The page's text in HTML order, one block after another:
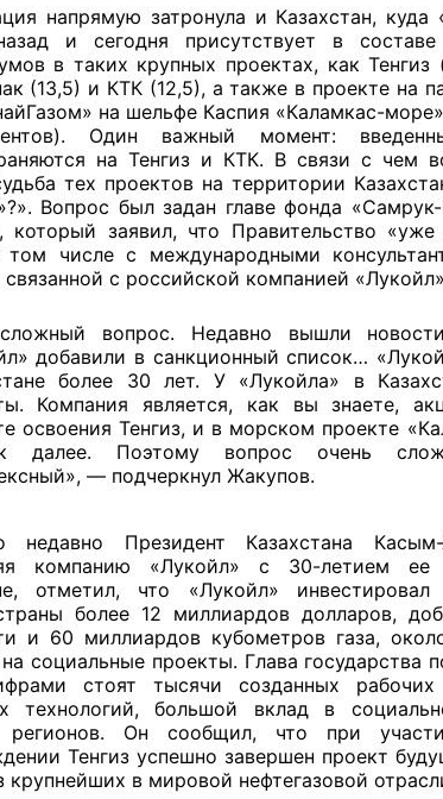
напрямую затронула и Казахстан, куда
и сегодня присутствует в
в таких крупных проектах, как Тенгиз
(13,5) и КТК (12,5), а также в проекте на
на шельфе Каспия «Каламкас-
Один важный момент:
на Тенгиз и КТК. В связи с чем
тех проектов на территории
Вопрос был задан главе фонда
который заявил, что Правительство
том числе с международными
связанной с российской компанией
вопрос. Недавно вышли
добавили в санкционный список…
более 30 лет. У «Лукойла» в
Компания является, как вы знаете,
освоения Тенгиз, и в морском проекте
далее. Поэтому вопрос очень
— подчеркнул Жакупов.
недавно Президент Казахстана
компанию «Лукойл» с 30-летием ее
отметил, что «Лукойл»
более 12 миллиардов долларов,
и 60 миллиардов кубометров газа,
социальные проекты. Глава государства
стоят тысячи созданных
технологий, большой вклад в
регионов. Он сообщил, что при
Тенгиз успешно завершен проект
в мировой нефтегазовой